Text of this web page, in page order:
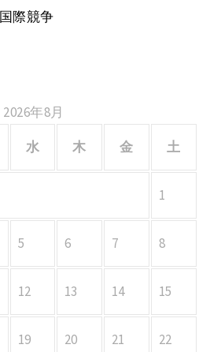
際競争
2026年8月
水 木 金 土
1
5 6 7 8
12 13 14 15
19 20 21 22